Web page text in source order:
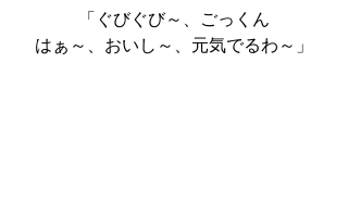
「ぐびぐび～、ごっくん
はぁ～、おいし～、元気でるわ～」